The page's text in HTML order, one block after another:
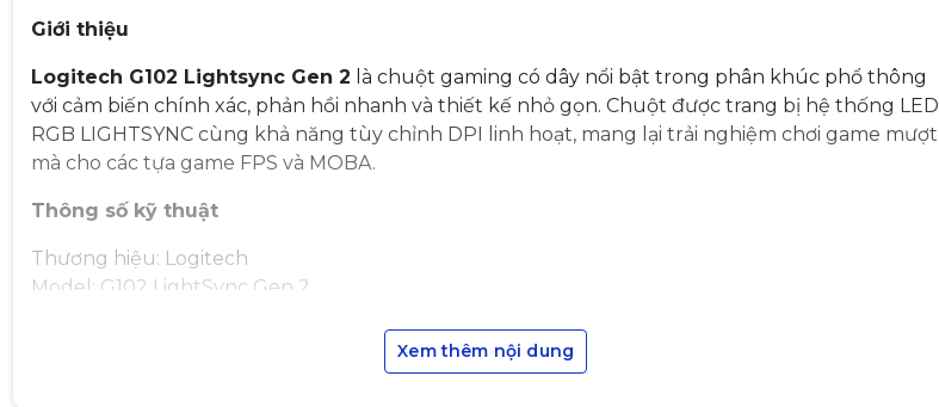
Giới thiệu
Logitech G102 Lightsync Gen 2 là chuột gaming có dây nổi bật trong phân khúc phổ thông
với cảm biến chính xác, phản hồi nhanh và thiết kế nhỏ gọn. Chuột được trang bị hệ thống LED
RGB LIGHTSYNC cùng khả năng tùy chỉnh DPI linh hoạt, mang lại trải nghiệm chơi game mượt
mà cho các tựa game FPS và MOBA.
Thông số kỹ thuật
Thương hiệu: Logitech
Model: G102 LightSync Gen 2
Xem thêm nội dung